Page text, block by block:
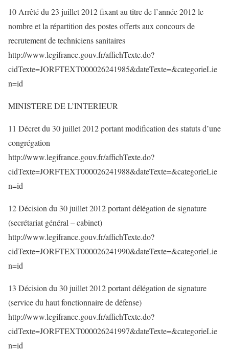
10 Arrêté du 23 juillet 2012 fixant au titre de l’année 2012 le
nombre et la répartition des postes offerts aux concours de
recrutement de techniciens sanitaires
http://www.legifrance.gouv.fr/affichTexte.do?
cidTexte=JORFTEXT000026241985&dateTexte=&categorieLie
n=id
MINISTERE DE L’INTERIEUR
11 Décret du 30 juillet 2012 portant modification des statuts d’une
congrégation
http://www.legifrance.gouv.fr/affichTexte.do?
cidTexte=JORFTEXT000026241988&dateTexte=&categorieLie
n=id
12 Décision du 30 juillet 2012 portant délégation de signature
(secrétariat général – cabinet)
http://www.legifrance.gouv.fr/affichTexte.do?
cidTexte=JORFTEXT000026241990&dateTexte=&categorieLie
n=id
13 Décision du 30 juillet 2012 portant délégation de signature
(service du haut fonctionnaire de défense)
http://www.legifrance.gouv.fr/affichTexte.do?
cidTexte=JORFTEXT000026241997&dateTexte=&categorieLie
n=id